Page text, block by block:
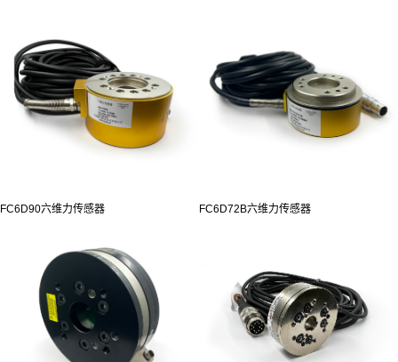
FC6D90六维力传感器 FC6D72B六维力传感器